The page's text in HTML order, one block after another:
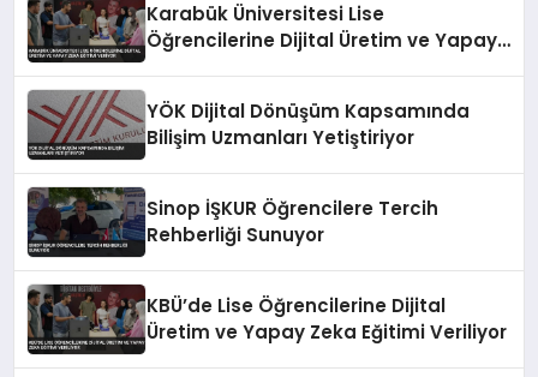
Karabük Üniversitesi Lise
Öğrencilerine Dijital Üretim ve Yapay
YÖK Dijital Dönüşüm Kapsamında
Bilişim Uzmanları Yetiştiriyor
Sinop İŞKUR Öğrencilere Tercih
Rehberliği Sunuyor
KBÜ’de Lise Öğrencilerine Dijital
Üretim ve Yapay Zeka Eğitimi Veriliyor